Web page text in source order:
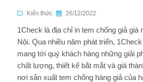
Kiến thức 26/12/2022
1Check là địa chỉ in tem chống giả giá
Nội. Qua nhiều năm phát triển,
mang tới quý khách hàng những giải
chất lượng, thiết kế bắt mắt và giá
nơi sản xuất tem chống hàng giả của